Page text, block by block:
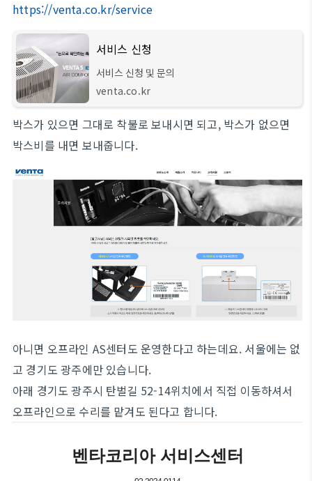
https://venta.co.kr/service
서비스 신청
서비스 신청 및 문의
venta.co.kr
박스가 있으면 그대로 착불로 보내시면 되고, 박스가 없으면
박스비를 내면 보내줍니다.
아니면 오프라인 AS센터도 운영한다고 하는데요. 서울에는 없
고 경기도 광주에만 있습니다.
아래 경기도 광주시 탄벌길 52-14위치에서 직접 이동하셔서
오프라인으로 수리를 맡겨도 된다고 합니다.